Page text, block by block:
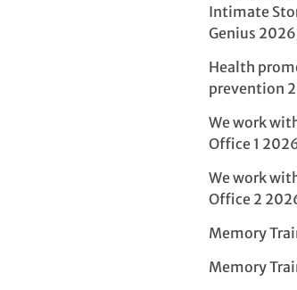
Intimate
Genius
Health
prevention
We work
Office 1
We work
Office 2
Memory
Memory